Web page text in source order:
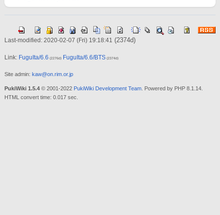
Last-modified: 2020-02-07 (Fri) 19:18:41 (2374d)
Link: FuguIta/6.6 (2276d) FuguIta/6.6/BTS(2374d)
Site admin: kaw@on.rim.or.jp
PukiWiki 1.5.4© 2001-2022 PukiWiki Development Team. Powered by PHP 8.1.14.
HTML convert time: 0.017 sec.